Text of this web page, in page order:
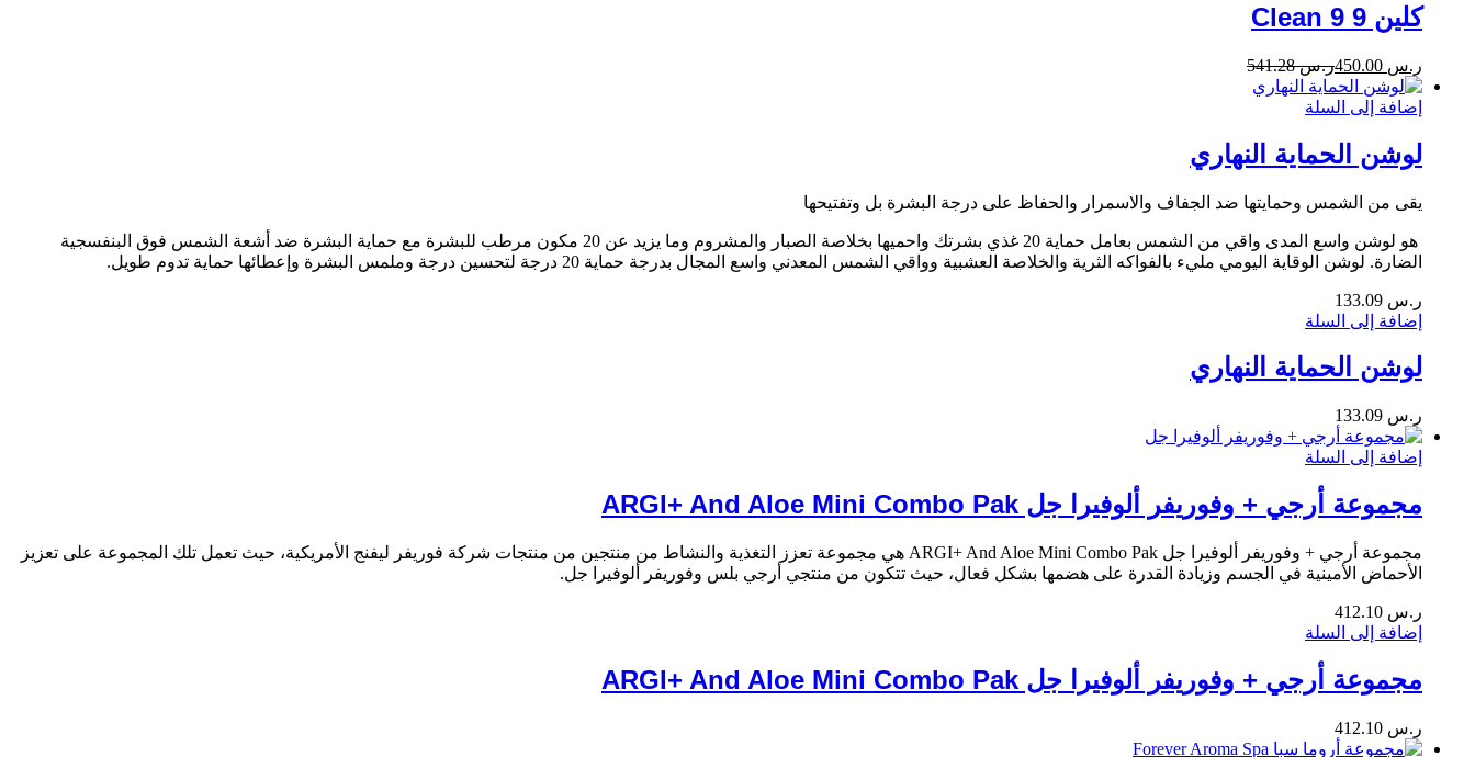
كلين 9 Clean 9
ر.س ر.س541.28
إضافة إلى السلة
لوشن الحماية النهاري
يقى من الشمس وحمايتها ضد الجفاف والاسمرار والحفاظ على درجة البشرة بل وتفتيحها
هو لوشن واسع المدى واقي من الشمس بعامل حماية 20 غذي بشرتك واحميها بخلاصة الصبار والمشروم وما يزيد عن 20 مكون مرطب للبشرة مع حماية البشرة ضد أشعة الشمس فوق البنفسجية
الضارة. لوشن الوقاية اليومي مليء بالفواكه الثرية والخلاصة العشبية وواقي الشمس المعدني واسع المجال بدرجة حماية 20 درجة لتحسين درجة وملمس البشرة وإعطائها حماية تدوم طويل.
ر.س
إضافة إلى السلة
لوشن الحماية النهاري
ر.س
إضافة إلى السلة
مجموعة أرجي + وفوريفر ألوفيرا جل ARGI+ And Aloe Mini Combo Pak
مجموعة أرجي + وفوريفر ألوفيرا جل ARGI+ And Aloe Mini Combo Pak هي مجموعة تعزز التغذية والنشاط من منتجين من منتجات شركة فوريفر ليفنج الأمريكية، حيث تعمل تلك المجموعة على تعزيز
الأحماض الأمينية في الجسم وزيادة القدرة على هضمها بشكل فعال، حيث تتكون من منتجي أرجي بلس وفوريفر ألوفيرا جل.
ر.س
إضافة إلى السلة
مجموعة أرجي + وفوريفر ألوفيرا جل ARGI+ And Aloe Mini Combo Pak
ر.س